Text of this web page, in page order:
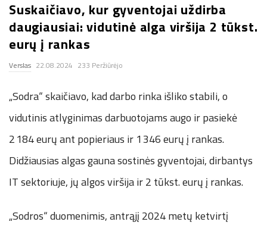
.
c
o
.
u
k
Suskaičiavo, kur gyventojai uždirba
daugiausiai: vidutinė alga viršija 2 tūkst.
eurų į rankas
Verslas 22.08.2024 233 Peržiūrėjo
„Sodra“ skaičiavo, kad darbo rinka išliko stabili, o
vidutinis atlyginimas darbuotojams augo ir pasiekė
2 184 eurų ant popieriaus ir 1 346 eurų į rankas.
Didžiausias algas gauna sostinės gyventojai, dirbantys
IT sektoriuje, jų algos viršija ir 2 tūkst. eurų į rankas.
„Sodros“ duomenimis, antrąjį 2024 metų ketvirtį